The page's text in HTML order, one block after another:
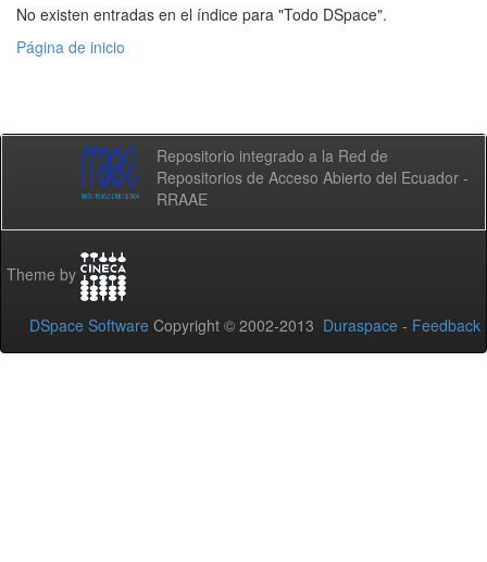
No existen entradas en el índice para "Todo DSpace".
Página de inicio
Repositorio integrado a la Red de
Repositorios de Acceso Abierto del Ecuador -
RRAAE
Theme by
DSpace Software Copyright © 2002-2013 Duraspace - Feedback